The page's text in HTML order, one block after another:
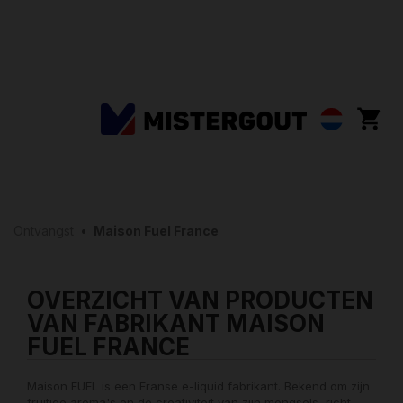
OVERZICHT VAN PRODUCTEN
VAN FABRIKANT MAISON
FUEL FRANCE